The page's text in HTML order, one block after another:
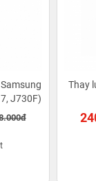
J730F)
Thay